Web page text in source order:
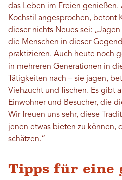
das Leben im Freien genießen.
Kochstil angesprochen, betont
dieser nichts Neues sei:
die Menschen in dieser
praktizieren. Auch heute noch
in mehreren Generationen in
Tätigkeiten nach – sie jagen,
Viehzucht und fischen. Es gibt
Einwohner und Besucher, die
Wir freuen uns sehr, diese
jenen etwas bieten zu können,
schätzen.“
Tipps für eine